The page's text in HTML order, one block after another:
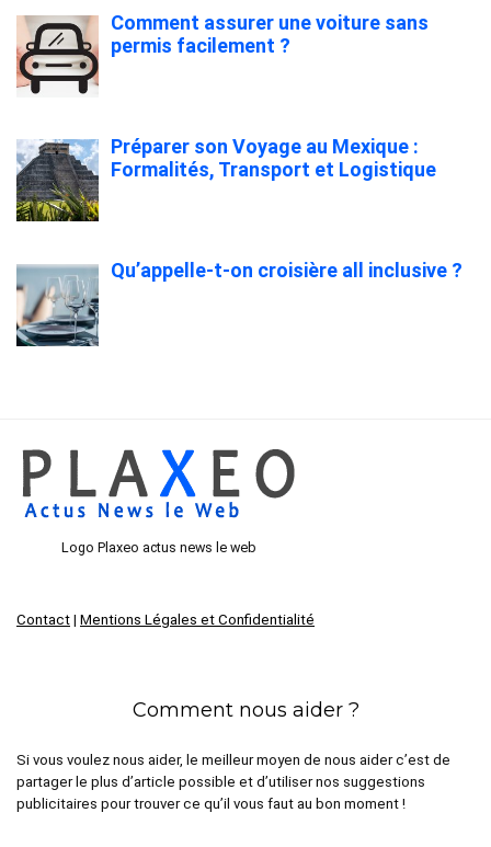
Comment assurer une voiture sans
permis facilement ?
Préparer son Voyage au Mexique :
Formalités, Transport et Logistique
Qu’appelle-t-on croisière all inclusive ?
Logo Plaxeo actus news le web
Contact | Mentions Légales et Confidentialité
Comment nous aider ?
Si vous voulez nous aider, le meilleur moyen de nous aider c’est de
partager le plus d’article possible et d’utiliser nos suggestions
publicitaires pour trouver ce qu’il vous faut au bon moment !